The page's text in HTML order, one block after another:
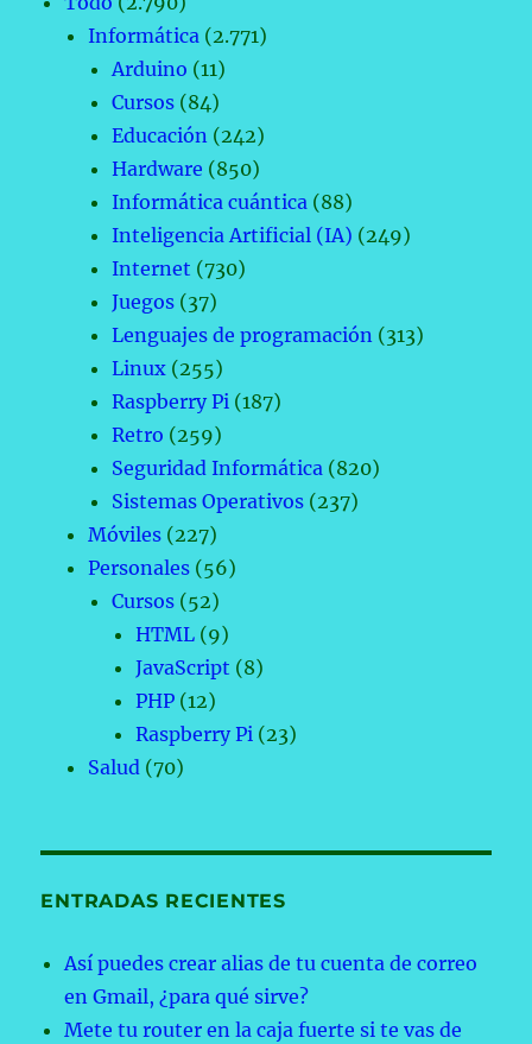
Informática (2.771)
Arduino (11)
Cursos (84)
Educación (242)
Hardware (850)
Informática cuántica (88)
Inteligencia Artificial (IA) (249)
Internet (730)
Juegos (37)
Lenguajes de programación (313)
Linux (255)
Raspberry Pi (187)
Retro (259)
Seguridad Informática (820)
Sistemas Operativos (237)
Móviles (227)
Personales (56)
Cursos (52)
HTML (9)
JavaScript (8)
PHP (12)
Raspberry Pi (23)
Salud (70)
ENTRADAS RECIENTES
Así puedes crear alias de tu cuenta de correo
en Gmail, ¿para qué sirve?
Mete tu router en la caja fuerte si te vas de